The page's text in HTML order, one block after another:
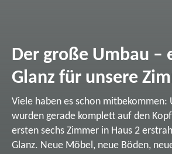
Der große Umbau –
Glanz für unsere
Viele haben es schon mitbekommen:
wurden gerade komplett auf den
ersten sechs Zimmer in Haus 2
Glanz. Neue Möbel, neue Böden,